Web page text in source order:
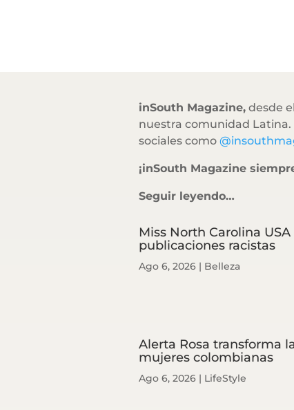
inSouth Magazine,desde
nuestra comunidad Latina.
sociales como
¡inSouth Magazine
Seguir leyendo…
Miss North Carolina
publicaciones racistas
Ago 6, 2026| Belleza
Alerta Rosa transforma
mujeres colombianas
Ago 6, 2026| LifeStyle